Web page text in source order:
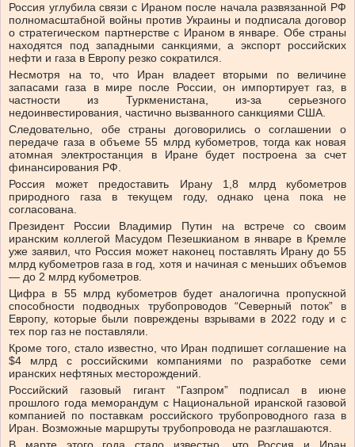
Россия углубила связи с Ираном после начала развязанной РФ
полномасштабной войны против Украины и подписала договор
о стратегическом партнерстве с Ираном в январе. Обе страны
находятся под западными санкциями, а экспорт российских
нефти и газа в Европу резко сократился.
Несмотря на то, что Иран владеет вторыми по величине
запасами газа в мире после России, он импортирует газ, в
частности из Туркменистана, из-за серьезного
недоинвестирования, частично вызванного санкциями США.
Следовательно, обе страны договорились о соглашении о
передаче газа в объеме 55 млрд кубометров, тогда как новая
атомная электростанция в Иране будет построена за счет
финансирования РФ.
Россия может предоставить Ирану 1,8 млрд кубометров
природного газа в текущем году, однако цена пока не
согласована.
Президент России Владимир Путин на встрече со своим
иранским коллегой Масудом Пезешкианом в январе в Кремле
уже заявил, что Россия может наконец поставлять Ирану до 55
млрд кубометров газа в год, хотя и начиная с меньших объемов
— до 2 млрд кубометров.
Цифра в 55 млрд кубометров будет аналогична пропускной
способности подводных трубопроводов “Северный поток” в
Европу, которые были повреждены взрывами в 2022 году и с
тех пор газ не поставляли.
Кроме того, стало известно, что Иран подпишет соглашение на
$4 млрд с российскими компаниями по разработке семи
иранских нефтяных месторождений.
Российский газовый гигант “Газпром” подписал в июне
прошлого года меморандум с Национальной иранской газовой
компанией по поставкам российского трубопроводного газа в
Иран. Возможные маршруты трубопровода не разглашаются.